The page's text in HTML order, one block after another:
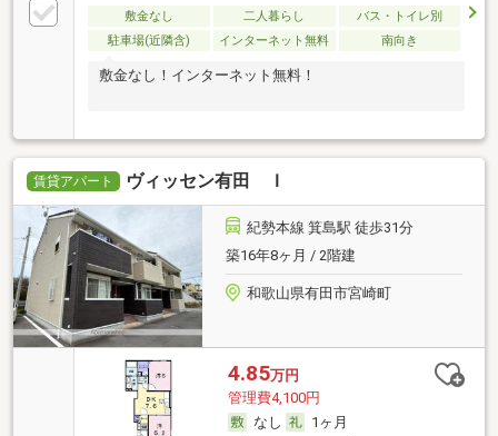
敷金なし 二人暮らし
バス・トイレ別
駐車場(近隣含)
インターネット無料 南向き
敷金なし！インターネット無料！
賃貸アパート ヴィッセン有田 Ｉ
紀勢本線 箕島駅 徒歩31分
築16年8ヶ月 / 2階建
和歌山県有田市宮崎町
4.85万円
管理費4,100円
なし
1ヶ月